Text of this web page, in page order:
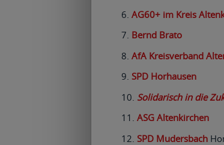
AG60+ im Kreis
Bernd Brato
AfA Kreisverband
SPD Horhausen
Solidarisch in die
ASG Altenkirchen
SPD Mudersbach